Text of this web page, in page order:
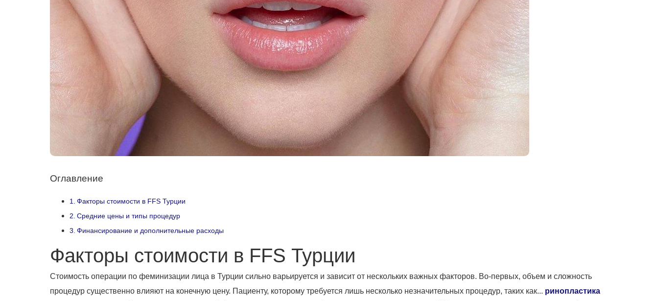
Оглавление
Факторы стоимости в FFS Турции
Средние цены и типы процедур
Финансирование и дополнительные расходы
Факторы стоимости в FFS Турции
Стоимость операции по феминизации лица в Турции сильно варьируется и зависит от нескольких важных факторов. Во-первых, объем и сложность
процедур существенно влияют на конечную цену. Пациенту, которому требуется лишь несколько незначительных процедур, таких как... ринопластика